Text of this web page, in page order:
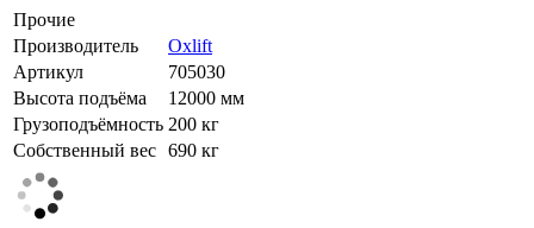
Прочие
Производитель
Oxlift
Артикул
705030
Высота подъёма
12000 мм
Грузоподъёмность 200 кг
Собственный вес 690 кг